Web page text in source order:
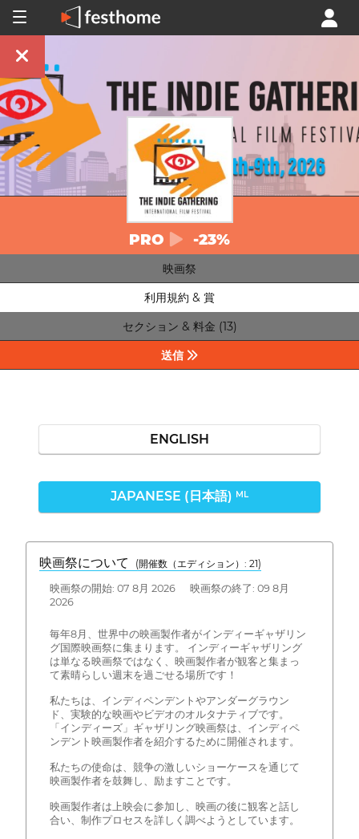
PRO -23%
映画祭
利用規約 & 賞
セクション & 料金 (13)
送信
ENGLISH
JAPANESE (日本語) ML
映画祭について (開催数（エディション）: 21)
映画祭の開始: 07 8月 2026 映画祭の終了: 09 8月
2026
毎年8月、世界中の映画製作者がインディーギャザリン
グ国際映画祭に集まります。 インディーギャザリング
は単なる映画祭ではなく、映画製作者が観客と集まっ
て素晴らしい週末を過ごせる場所です！
私たちは、インディペンデントやアンダーグラウン
ド、実験的な映画やビデオのオルタナティブです。
「インディーズ」ギャザリング映画祭は、インディペ
ンデント映画製作者を紹介するために開催されます。
私たちの使命は、競争の激しいショーケースを通じて
映画製作者を鼓舞し、励ますことです。
映画製作者は上映会に参加し、映画の後に観客と話し
合い、制作プロセスを詳しく調べようとしています。